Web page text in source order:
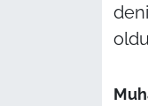
Bilim